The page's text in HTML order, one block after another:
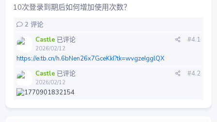
10次登录到期后如何增加使用次数？
2 评论
Castle 已评论 #4.1
2026/02/12
https://e.tb.cn/h.6bNen26x7GceKkI?tk=wvgzeIgglQX
Castle 已评论 #4.2
2026/02/12